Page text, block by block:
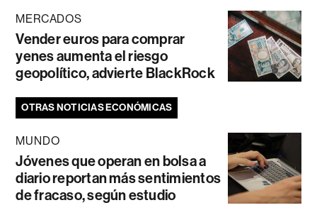
MERCADOS
Vender euros para comprar
yenes aumenta el riesgo
geopolítico, advierte BlackRock
OTRAS NOTICIAS ECONÓMICAS
MUNDO
Jóvenes que operan en bolsa a
diario reportan más sentimientos
de fracaso, según estudio